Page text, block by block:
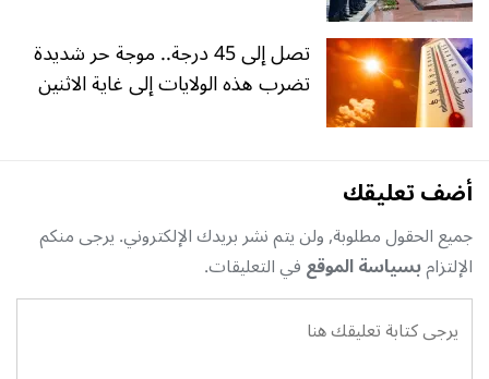
تصل إلى 45 درجة.. موجة حر شديدة
تضرب هذه الولايات إلى غاية الاثنين
أضف تعليقك
جميع الحقول مطلوبة, ولن يتم نشر بريدك الإلكتروني. يرجى منكم
الإلتزامبسياسة الموقعفي التعليقات.